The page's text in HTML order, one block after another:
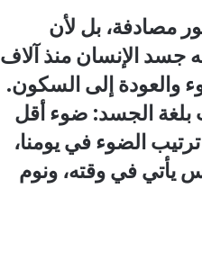
مصادفة، بل لأن
جسد الإنسان منذ آلاف
والعودة إلى السكون.
بلغة الجسد: ضوء أقل
الضوء في يومنا،
يأتي في وقته، ونوم